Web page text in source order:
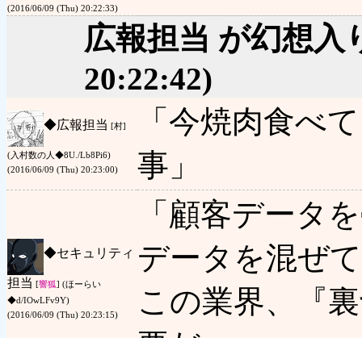
(2016/06/09 (Thu) 20:22:33)
広報担当 が幻想入
20:22:42)
◆広報担当 [村]
(入村数の人◆8U./Lb8Pi6)
(2016/06/09 (Thu) 20:23:00)
「今焼肉食べ
事」
◆セキュリティ
担当 [響狐] (ほーらい
◆d/IOwLFv9Y)
(2016/06/09 (Thu) 20:23:15)
「顧客データ
データを混ぜ
この業界、『